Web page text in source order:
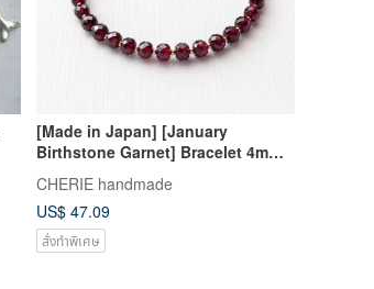
[Made in Japan] [January
Birthstone Garnet] Bracelet 4mm
Steel Natural Stone Bracelet
CHERIE handmade
US$ 47.09
สั่งทำพิเศษ